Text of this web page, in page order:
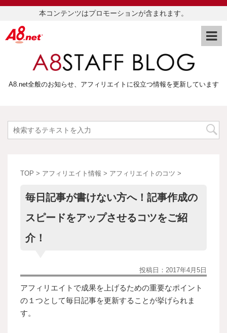
本コンテンツはプロモーションが含まれます。
A8.net全般のお知らせ、アフィリエイトに役立つ情報を更新しています
TOP > アフィリエイト情報 > アフィリエイトのコツ >
毎日記事が書けない方へ！記事作成の
スピードをアップさせるコツをご紹
介！
投稿日： 2017年4月5日
アフィリエイトで成果を上げるための重要なポイント
の１つとして毎日記事を更新することが挙げられま
す。